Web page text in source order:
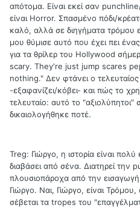
απότομα. Είναι εκεί σαν punchline/
είναι Horror. Σπασμένο πόδι/
καλό, αλλά σε διηγήματα τρόμου
μου θύμισε αυτό που έχει πει
για τα θρίλερ του Hollywood
scary. They're just jump scares
nothing." Δεν φτάνει ο
-εξαφανίζει/κόβει- και πώς το
τελευταίο: αυτό το "αξιολύπητοι"
δικαιολογήθηκε ποτέ.
Treg: Γιώργο, η ιστορία είναι
διαβάσει από σένα. Διατηρεί την
πλουσιοπάροχα από την
Γιώργο. Ναι, Γιώργο, είναι
σέβεται τα tropes του